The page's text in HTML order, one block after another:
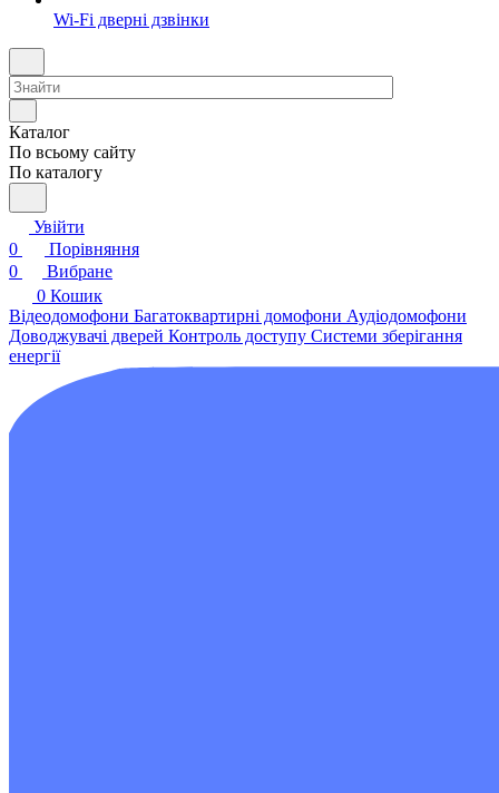
Wi-Fi дверні дзвінки
Каталог
По всьому сайту
По каталогу
Увійти
0
Порівняння
0
Вибране
0 Кошик
Відеодомофони Багатоквартирні домофони Аудіодомофони
Доводжувачі дверей Контроль доступу Системи зберігання
енергії